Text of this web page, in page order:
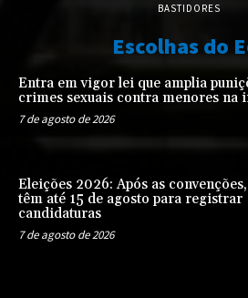
BASTIDORES
Escolhas do
Entra em vigor lei que amplia
crimes sexuais contra menores na
7 de agosto de 2026
Eleições 2026: Após as
têm até 15 de agosto para registrar
candidaturas
7 de agosto de 2026